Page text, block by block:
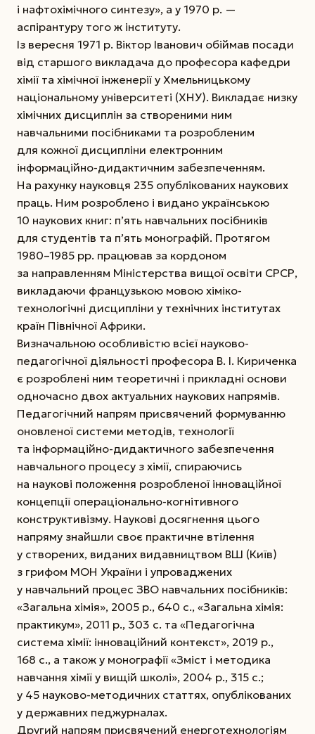
і нафтохімічного синтезу», а у 1970 р. —
аспірантуру того ж інституту.
Із вересня 1971 р. Віктор Іванович обіймав посади
від старшого викладача до професора кафедри
хімії та хімічної інженерії у Хмельницькому
національному університеті (ХНУ). Викладає низку
хімічних дисциплін за створеними ним
навчальними посібниками та розробленим
для кожної дисципліни електронним
інформаційно-дидактичним забезпеченням.
На рахунку науковця 235 опублікованих наукових
праць. Ним розроблено і видано українською
10 наукових книг: п’ять навчальних посібників
для студентів та п’ять монографій. Протягом
1980–1985 рр. працював за кордоном
за направленням Міністерства вищої освіти СРСР,
викладаючи французькою мовою хіміко-
технологічні дисципліни у технічних інститутах
країн Північної Африки.
Визначальною особливістю всієї науково-
педагогічної діяльності професора В. І. Кириченка
є розроб­лені ним теоретичні і прикладні основи
одночасно двох актуальних наукових напрямів.
Педагогічний напрям присвячений формуванню
оновленої системи методів, технології
та інформаційно-дидактичного забезпечення
навчального процесу з хімії, спираючись
на наукові положення розробленої інноваційної
концепції операціонально-когнітивного
конструктивізму. Наукові досягнення цього
напряму знайшли своє практичне втілення
у створених, виданих видавництвом ВШ (Київ)
з грифом МОН України і упроваджених
у навчальний процес ЗВО навчальних посібників:
«Загальна хімія», 2005 р., 640 с., «Загальна хімія:
практикум», 2011 р., 303 с. та «Педагогічна
система хімії: інноваційний контекст», 2019 р.,
168 с., а також у монографії «Зміст і методика
навчання хімії у вищій школі», 2004 р., 315 с.;
у 45 науково-методичних статтях, опублікованих
у державних педжурналах.
Другий напрям присвячений енерготехнологіям